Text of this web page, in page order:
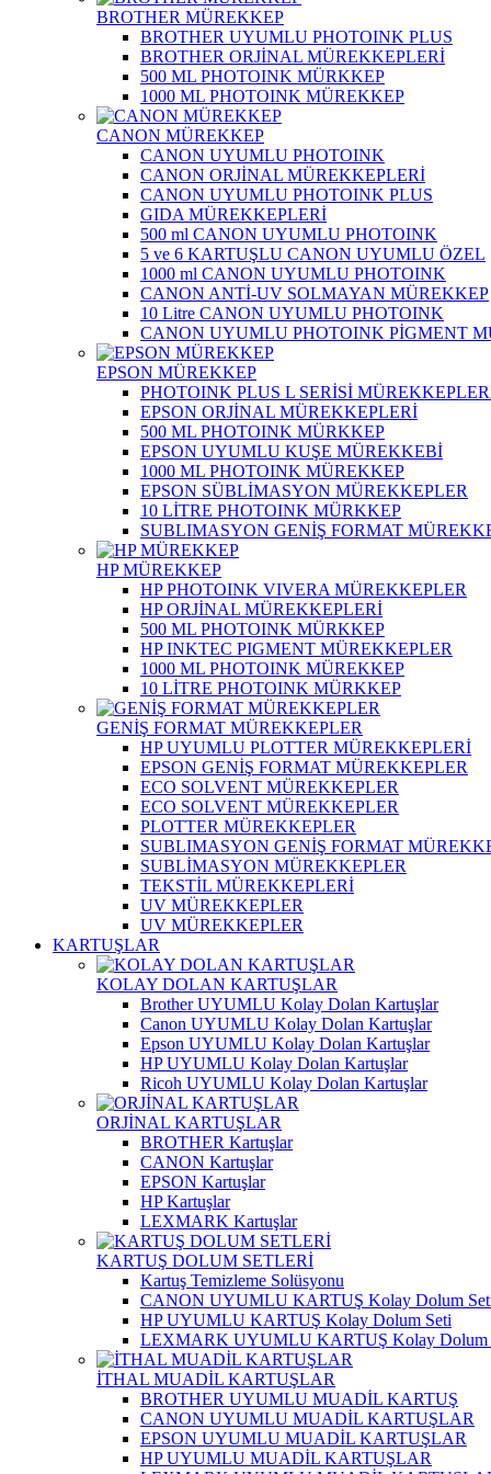
BROTHER MÜREKKEP
BROTHER UYUMLU PHOTOINK PLUS
BROTHER ORJİNAL MÜREKKEPLERİ
500 ML PHOTOINK MÜRKKEP
1000 ML PHOTOINK MÜREKKEP
CANON MÜREKKEP
CANON UYUMLU PHOTOINK
CANON ORJİNAL MÜREKKEPLERİ
CANON UYUMLU PHOTOINK PLUS
GIDA MÜREKKEPLERİ
500 ml CANON UYUMLU PHOTOINK
5 ve 6 KARTUŞLU CANON UYUMLU ÖZEL
1000 ml CANON UYUMLU PHOTOINK
CANON ANTİ-UV SOLMAYAN MÜREKKEP
10 Litre CANON UYUMLU PHOTOINK
CANON UYUMLU PHOTOINK PİGMENT
EPSON MÜREKKEP
PHOTOINK PLUS L SERİSİ
EPSON ORJİNAL MÜREKKEPLERİ
500 ML PHOTOINK MÜRKKEP
EPSON UYUMLU KUŞE MÜREKKEBİ
1000 ML PHOTOINK MÜREKKEP
EPSON SÜBLİMASYON MÜREKKEPLER
10 LİTRE PHOTOINK MÜRKKEP
SUBLIMASYON GENİŞ FORMAT
HP MÜREKKEP
HP PHOTOINK VIVERA MÜREKKEPLER
HP ORJİNAL MÜREKKEPLERİ
500 ML PHOTOINK MÜRKKEP
HP INKTEC PIGMENT MÜREKKEPLER
1000 ML PHOTOINK MÜREKKEP
10 LİTRE PHOTOINK MÜRKKEP
GENİŞ FORMAT MÜREKKEPLER
HP UYUMLU PLOTTER MÜREKKEPLERİ
EPSON GENİŞ FORMAT MÜREKKEPLER
ECO SOLVENT MÜREKKEPLER
ECO SOLVENT MÜREKKEPLER
PLOTTER MÜREKKEPLER
SUBLIMASYON GENİŞ FORMAT
SUBLİMASYON MÜREKKEPLER
TEKSTİL MÜREKKEPLERİ
UV MÜREKKEPLER
UV MÜREKKEPLER
KARTUŞLAR
KOLAY DOLAN KARTUŞLAR
Brother UYUMLU Kolay Dolan Kartuşlar
Canon UYUMLU Kolay Dolan Kartuşlar
Epson UYUMLU Kolay Dolan Kartuşlar
HP UYUMLU Kolay Dolan Kartuşlar
Ricoh UYUMLU Kolay Dolan Kartuşlar
ORJİNAL KARTUŞLAR
BROTHER Kartuşlar
CANON Kartuşlar
EPSON Kartuşlar
HP Kartuşlar
LEXMARK Kartuşlar
KARTUŞ DOLUM SETLERİ
Kartuş Temizleme Solüsyonu
CANON UYUMLU KARTUŞ Kolay Dolum
HP UYUMLU KARTUŞ Kolay Dolum Seti
LEXMARK UYUMLU KARTUŞ Kolay Dolum
İTHAL MUADİL KARTUŞLAR
BROTHER UYUMLU MUADİL KARTUŞ
CANON UYUMLU MUADİL KARTUŞLAR
EPSON UYUMLU MUADİL KARTUŞLAR
HP UYUMLU MUADİL KARTUŞLAR